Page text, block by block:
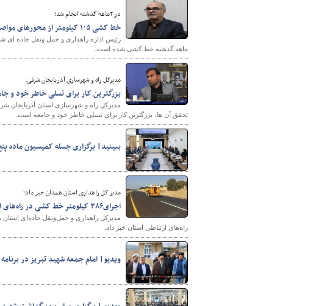
در ۲ماهه گذشته انجام شد؛
خط کشی ۱۰۵ کیلومتر از محورهای مواصلاتی شهرستان بیله سوار
ماهه گذشته خط کشی شده است.
مدیرکل راه و شهرسازی آذربایجان شرقی:
بزرگترین کار برای تسلی خاطر خود
مدیرکل راه و شهرسازی استان
تحقق آن ها، بزرگترین کار برای تسلی خاطر خود و جامعه است.
ببینید| برگزاری جسله کمیسیون ماده
مدیر کل راهداری استان همدان خبر داد؛
اجرای۳۸۶ کیلومتر خط کشی در راه‌های ارتباطی استان همدان
راه‌های ارتباطی استان خبر داد.
ویدیو| امام جمعه شهید تبریز در